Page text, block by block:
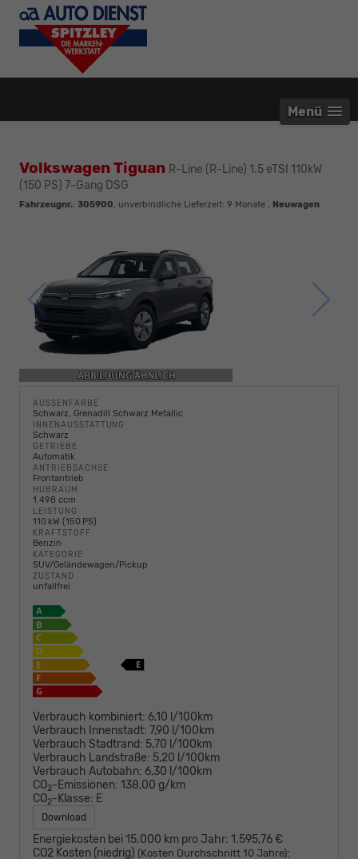
Menü
Volkswagen Tiguan R-Line (R-Line) 1.5 eTSI 110kW
(150 PS) 7-Gang DSG
Fahrzeugnr.: 305900, unverbindliche Lieferzeit: 9 Monate , Neuwagen
AUSSENFARBE
Schwarz, Grenadill Schwarz Metallic
INNENAUSSTATTUNG
Schwarz
GETRIEBE
Automatik
ANTRIEBSACHSE
Frontantrieb
HUBRAUM
1.498 ccm
LEISTUNG
110 kW (150 PS)
KRAFTSTOFF
Benzin
KATEGORIE
SUV/Geländewagen/Pickup
ZUSTAND
unfallfrei
Verbrauch kombiniert: 6,10 l/100km
Verbrauch Innenstadt: 7,90 l/100km
Verbrauch Stadtrand: 5,70 l/100km
Verbrauch Landstraße: 5,20 l/100km
Verbrauch Autobahn: 6,30 l/100km
CO2-Emissionen: 138,00 g/km
CO2-Klasse: E
Download
Energiekosten bei 15.000 km pro Jahr: 1.595,76 €
CO2 Kosten (niedrig) (Kosten Durchschnitt 10 Jahre):